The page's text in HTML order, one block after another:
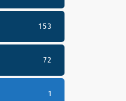
153
72
1